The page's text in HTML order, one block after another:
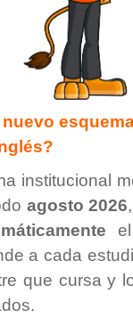
nuevo
institucional
agosto 2026
a cada
que cursa y